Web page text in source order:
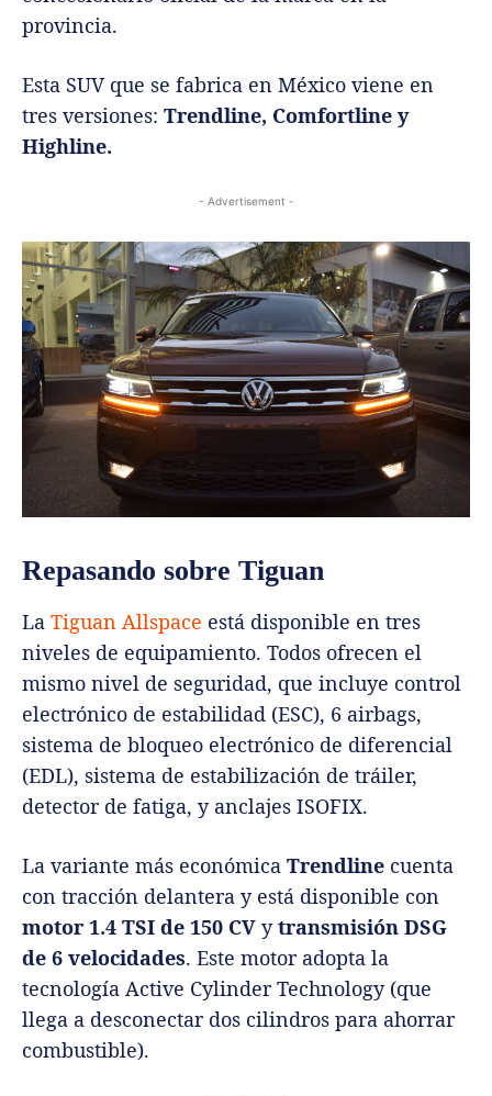
provincia.
Esta SUV que se fabrica en México viene en
tres versiones: Trendline, Comfortline y
Highline.
- Advertisement -
Repasando sobre Tiguan
La Tiguan Allspace está disponible en tres
niveles de equipamiento. Todos ofrecen el
mismo nivel de seguridad, que incluye control
electrónico de estabilidad (ESC), 6 airbags,
sistema de bloqueo electrónico de diferencial
(EDL), sistema de estabilización de tráiler,
detector de fatiga, y anclajes ISOFIX.
La variante más económica Trendline cuenta
con tracción delantera y está disponible con
motor 1.4 TSI de 150 CV ytransmisión DSG
de 6 velocidades. Este motor adopta la
tecnología Active Cylinder Technology (que
llega a desconectar dos cilindros para ahorrar
combustible).